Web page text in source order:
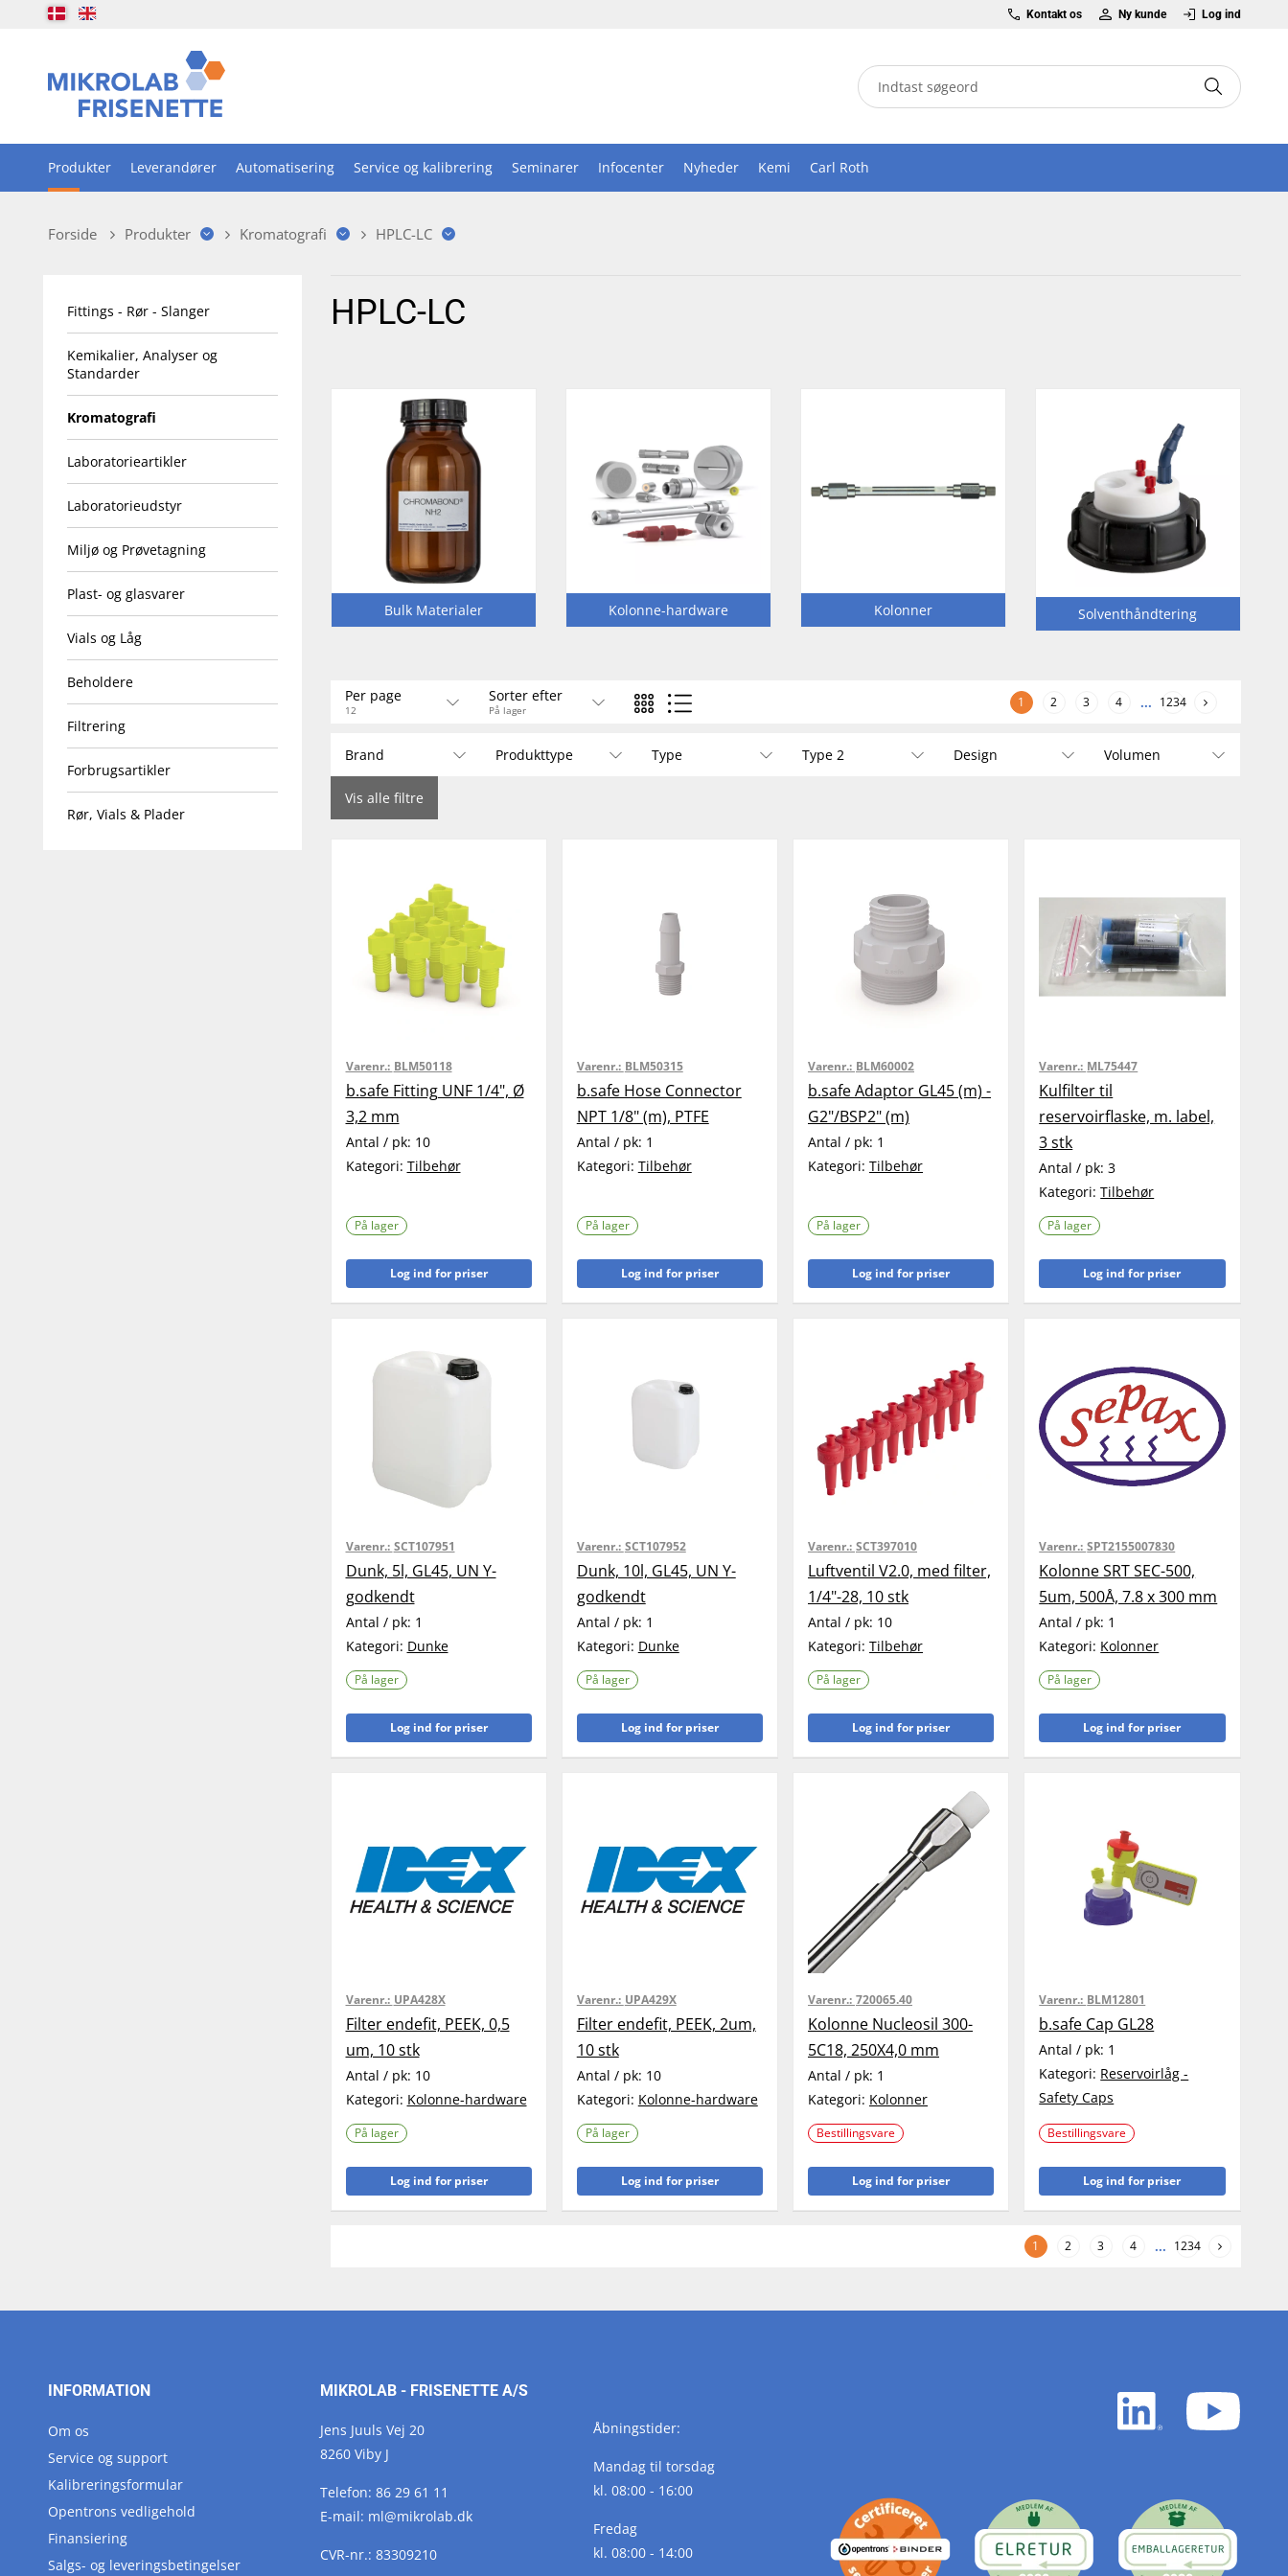
Kontakt os Ny kunde Log ind
Produkter Leverandører Automatisering Service og kalibrering Seminarer Infocenter Nyheder Kemi Carl Roth
Forside Produkter Kromatografi HPLC-LC
Fittings - Rør - Slanger
Kemikalier, Analyser og
Standarder
Kromatografi
Laboratorieartikler
Laboratorieudstyr
Miljø og Prøvetagning
Plast- og glasvarer
Vials og Låg
Beholdere
Filtrering
Forbrugsartikler
Rør, Vials & Plader
HPLC-LC
Bulk Materialer Kolonne-hardware Kolonner Solventhåndtering
Per page
12
Sorter efter
På lager
1 2 3 4 ... 1234
Brand Produkttype Type Type 2 Design Volumen
Vis alle filtre
Varenr.: BLM50118
b.safe Fitting UNF 1/4", Ø
3,2 mm
Antal / pk: 10
Kategori: Tilbehør
På lager
Log ind for priser
Varenr.: BLM50315
b.safe Hose Connector
NPT 1/8" (m), PTFE
Antal / pk: 1
Kategori: Tilbehør
På lager
Log ind for priser
Varenr.: BLM60002
b.safe Adaptor GL45 (m) -
G2"/BSP2" (m)
Antal / pk: 1
Kategori: Tilbehør
På lager
Log ind for priser
Varenr.: ML75447
Kulfilter til
reservoirflaske, m. label,
3 stk
Antal / pk:3
Kategori:Tilbehør
På lager
Log ind for priser
Varenr.: SCT107951
Dunk, 5l, GL45, UN Y-
godkendt
Antal / pk: 1
Kategori: Dunke
På lager
Log ind for priser
Varenr.: SCT107952
Dunk, 10l, GL45, UN Y-
godkendt
Antal / pk: 1
Kategori: Dunke
På lager
Log ind for priser
Varenr.: SCT397010
Luftventil V2.0, med filter,
1/4"-28, 10 stk
Antal / pk: 10
Kategori: Tilbehør
På lager
Log ind for priser
Varenr.: SPT2155007830
Kolonne SRT SEC-500,
5um, 500Å, 7.8 x 300 mm
Antal / pk: 1
Kategori: Kolonner
På lager
Log ind for priser
Varenr.: UPA428X
Filter endefit, PEEK, 0,5
um, 10 stk
Antal / pk: 10
Kategori: Kolonne-hardware
På lager
Log ind for priser
Varenr.: UPA429X
Filter endefit, PEEK, 2um,
10 stk
Antal / pk: 10
Kategori: Kolonne-hardware
På lager
Log ind for priser
Varenr.: 720065.40
Kolonne Nucleosil 300-
5C18, 250X4,0 mm
Antal / pk: 1
Kategori: Kolonner
Bestillingsvare
Log ind for priser
Varenr.: BLM12801
b.safe Cap GL28
Antal / pk: 1
Kategori: Reservoirlåg -
Safety Caps
Bestillingsvare
Log ind for priser
1 2 3 4 ... 1234
INFORMATION
Om os
Service og support
Kalibreringsformular
Opentrons vedligehold
Finansiering
Salgs- og leveringsbetingelser
MIKROLAB - FRISENETTE A/S
Jens Juuls Vej 20
8260 Viby J
Telefon:86 29 61 11
E-mail: ml@mikrolab.dk
CVR-nr.: 83309210
Åbningstider:
Mandag til torsdag
kl. 08:00 - 16:00
Fredag
kl. 08:00 - 14:00
LinkedIn
white
white